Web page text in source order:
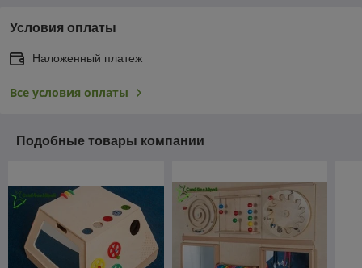
Условия оплаты
Наложенный платеж
Все условия оплаты
Подобные товары компании